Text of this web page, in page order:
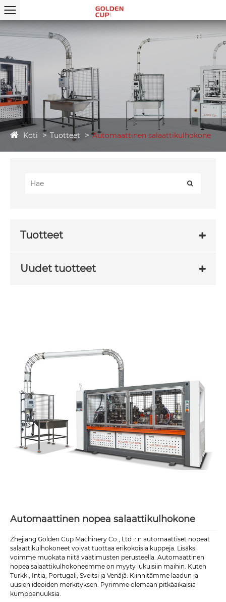
Koti Tuotteet Automaattinen salaattikulhokone
Tuotteet
Uudet tuotteet
Automaattinen nopea salaattikulhokone
Zhejiang Golden Cup Machinery Co., Ltd .: n automaattiset nopeat
salaattikulhokoneet voivat tuottaa erikokoisia kuppeja. Lisäksi
voimme muokata niitä vaatimusten perusteella. Automaattinen
nopea salaattikulhokoneemme on myyty lukuisiin maihin. Kuten
Turkki, Intia, Portugali, Sveitsi ja Venäjä. Kiinnitämme laadun ja
uusien ideoiden merkityksen. Pyrimme olemaan pitkäaikaisia ​​
kumppanuuksia.